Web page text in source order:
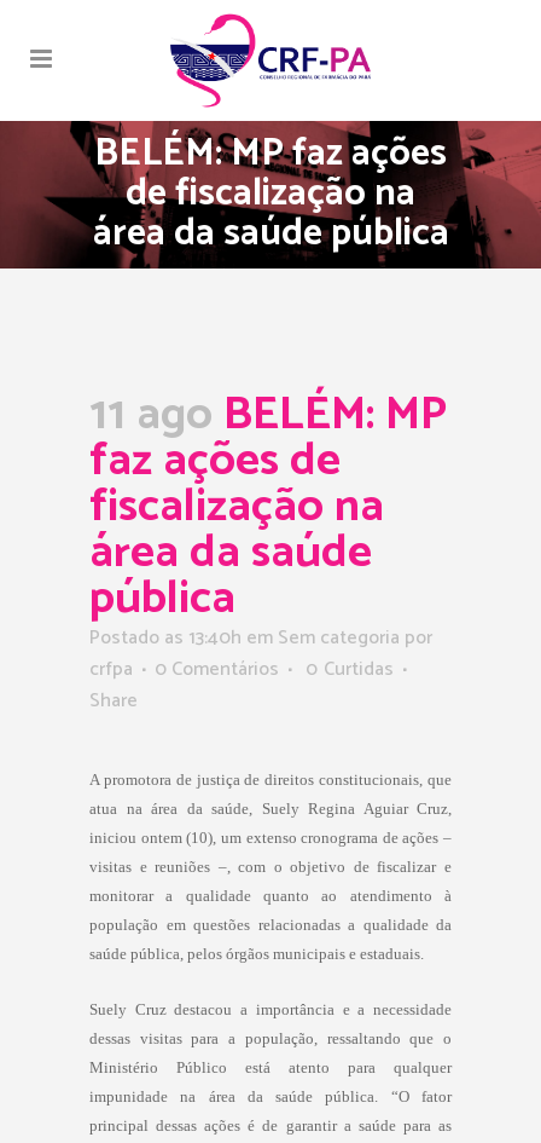
BELÉM: MP faz ações
de fiscalização na
área da saúde pública
11 ago BELÉM: MP
faz ações de
fiscalização na
área da saúde
pública
Postado as 13:40h em Sem categoria por
crfpa
0 Comentários 0 Curtidas
Share
A promotora de justiça de direitos constitucionais, que
atua na área da saúde, Suely Regina Aguiar Cruz,
iniciou ontem (10), um extenso cronograma de ações –
visitas e reuniões –, com o objetivo de fiscalizar e
monitorar a qualidade quanto ao atendimento à
população em questões relacionadas a qualidade da
saúde pública, pelos órgãos municipais e estaduais.
Suely Cruz destacou a importância e a necessidade
dessas visitas para a população, ressaltando que o
Ministério Público está atento para qualquer
impunidade na área da saúde pública. “O fator
principal dessas ações é de garantir a saúde para as